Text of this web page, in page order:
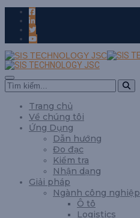
Trang chủ
Về chúng tôi
Ứng Dụng
Dẫn hướng
Đo đạc
Kiểm tra
Nhận dạng
Giải pháp
Ngành công nghiệp
Ô tô
Logistics